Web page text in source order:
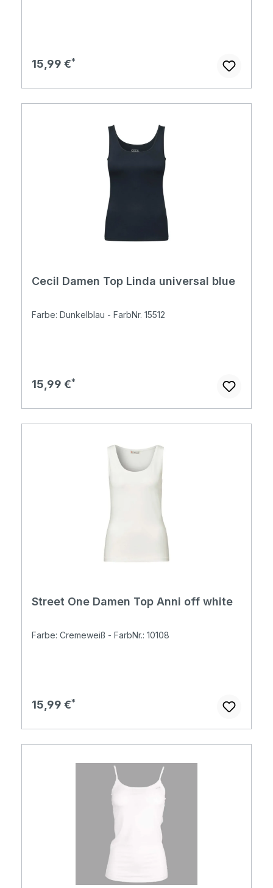
Regulärer Preis:
15,99 €
Cecil Damen Top Linda universal blue
Farbe: Dunkelblau - FarbNr. 15512
Regulärer Preis:
15,99 €
Street One Damen Top Anni off white
Farbe: Cremeweiß - FarbNr.: 10108
Regulärer Preis:
15,99 €